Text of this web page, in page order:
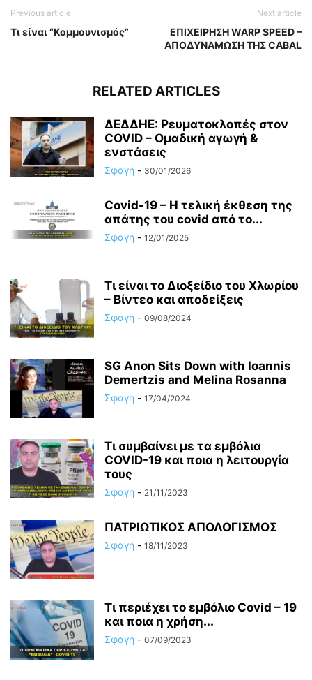
Previous article
Τι είναι “Κομμουνισμός”
Next article
ΕΠΙΧΕΙΡΗΣΗ WARP SPEED –
ΑΠΟΔΥΝΑΜΩΣΗ ΤΗΣ CABAL
RELATED ARTICLES
ΔΕΔΔΗΕ: Ρευματοκλοπές στον
COVID – Ομαδική αγωγή &
ενστάσεις
Σφαγή - 30/01/2026
Covid-19 – Η τελική έκθεση της
απάτης του covid από το...
Σφαγή - 12/01/2025
Τι είναι το Διοξείδιο του Χλωρίου
– Βίντεο και αποδείξεις
Σφαγή - 09/08/2024
SG Anon Sits Down with Ioannis
Demertzis and Melina Rosanna
Σφαγή - 17/04/2024
Τι συμβαίνει με τα εμβόλια
COVID-19 και ποια η λειτουργία
τους
Σφαγή - 21/11/2023
ΠΑΤΡΙΩΤΙΚΟΣ ΑΠΟΛΟΓΙΣΜΟΣ
Σφαγή - 18/11/2023
Τι περιέχει το εμβόλιο Covid – 19
και ποια η χρήση...
Σφαγή - 07/09/2023